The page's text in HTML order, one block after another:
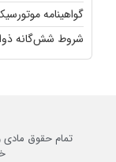
گواهینامه
شروط شش‌گانه
تمام حقوق مادی